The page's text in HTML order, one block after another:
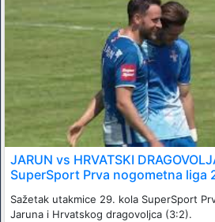
JARUN vs HRVATSKI
SuperSport Prva nogometna liga
Sažetak utakmice 29. kola SuperSport
Jaruna i Hrvatskog dragovoljca (3:2).